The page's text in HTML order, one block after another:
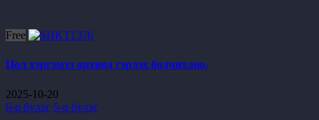
Free
Цол хэргэмээ орхиод гэрлэх болчихлоо.
2025-10-20
6-р бүлэг 5-р бүлэг